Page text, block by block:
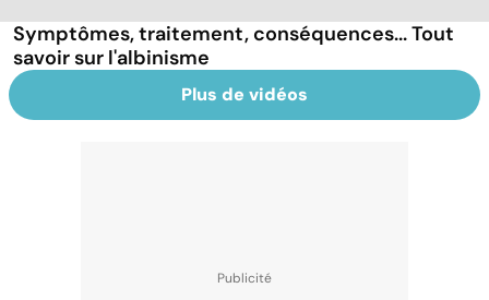
Symptômes, traitement, conséquences... Tout
savoir sur l'albinisme
Plus de vidéos